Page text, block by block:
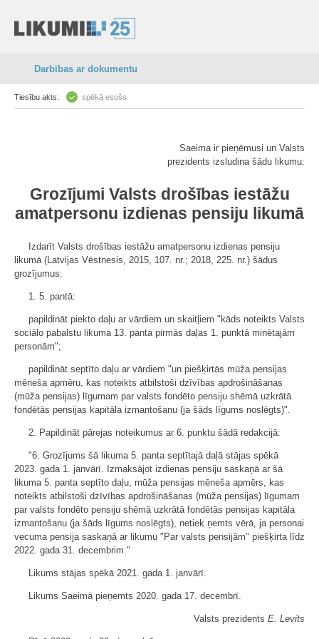
Darbības ar dokumentu
Tiesību akts: spēkā esošs
Saeima ir pieņēmusi un Valsts
prezidents izsludina šādu likumu:
Grozījumi Valsts drošības iestāžu
amatpersonu izdienas pensiju likumā
Izdarīt Valsts drošības iestāžu amatpersonu izdienas pensiju
likumā (Latvijas Vēstnesis, 2015, 107. nr.; 2018, 225. nr.) šādus
grozījumus:
1. 5. pantā:
papildināt piekto daļu ar vārdiem un skaitļiem "kāds noteikts Valsts
sociālo pabalstu likuma 13. panta pirmās daļas 1. punktā minētajām
personām";
papildināt septīto daļu ar vārdiem "un piešķirtās mūža pensijas
mēneša apmēru, kas noteikts atbilstoši dzīvības apdrošināšanas
(mūža pensijas) līgumam par valsts fondēto pensiju shēmā uzkrātā
fondētās pensijas kapitāla izmantošanu (ja šāds līgums noslēgts)".
2. Papildināt pārejas noteikumus ar 6. punktu šādā redakcijā:
"6. Grozījums šā likuma 5. panta septītajā daļā stājas spēkā
2023. gada 1. janvārī. Izmaksājot izdienas pensiju saskaņā ar šā
likuma 5. panta septīto daļu, mūža pensijas mēneša apmērs, kas
noteikts atbilstoši dzīvības apdrošināšanas (mūža pensijas) līgumam
par valsts fondēto pensiju shēmā uzkrātā fondētās pensijas kapitāla
izmantošanu (ja šāds līgums noslēgts), netiek ņemts vērā, ja personai
vecuma pensija saskaņā ar likumu "Par valsts pensijām" piešķirta līdz
2022. gada 31. decembrim."
Likums stājas spēkā 2021. gada 1. janvārī.
Likums Saeimā pieņemts 2020. gada 17. decembrī.
Valsts prezidents E. Levits